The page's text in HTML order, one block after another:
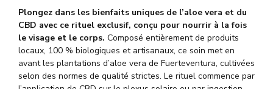
Plongez dans les bienfaits uniques de l’aloe vera et du
CBD avec ce rituel exclusif, conçu pour nourrir à la fois
le visage et le corps. Composé entièrement de produits
locaux, 100 % biologiques et artisanaux, ce soin met en
avant les plantations d’aloe vera de Fuerteventura, cultivées
selon des normes de qualité strictes. Le rituel commence par